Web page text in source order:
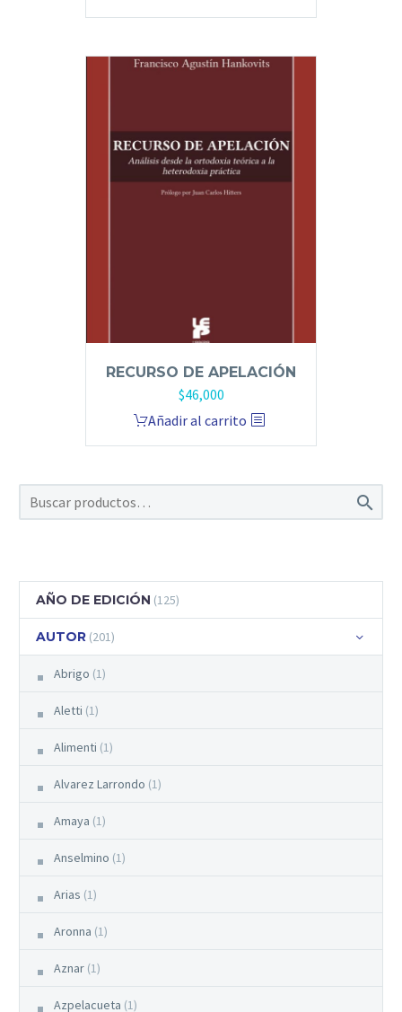
RECURSO DE APELACIÓN
$46,000
Añadir al carrito

AÑO DE EDICIÓN (125)
AUTOR (201)
Abrigo (1)
Aletti (1)
Alimenti (1)
Alvarez Larrondo (1)
Amaya (1)
Anselmino (1)
Arias (1)
Aronna (1)
Aznar (1)
Azpelacueta (1)